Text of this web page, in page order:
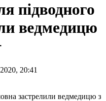
підводного
ведмедицю
20:41